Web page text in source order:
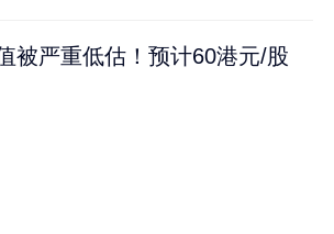
被严重低估！预计60港元/股